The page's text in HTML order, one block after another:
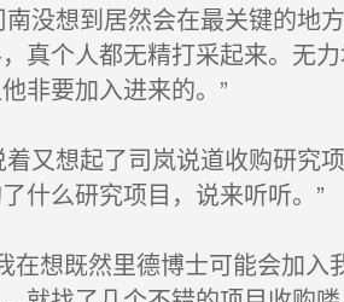
没想到居然会在最关键的地
真个人都无精打采起来。无
非要加入进来的。”
又想起了司岚说道收购研究
什么研究项目，说来听听。”
在想既然里德博士可能会加入